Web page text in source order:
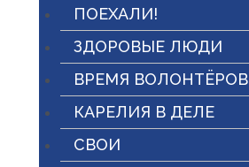
ПОЕХАЛИ!
ЗДОРОВЫЕ ЛЮДИ
ВРЕМЯ ВОЛОНТЁРОВ
КАРЕЛИЯ В ДЕЛЕ
СВОИ